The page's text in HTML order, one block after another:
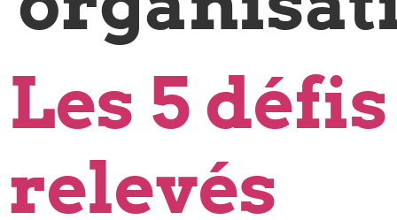
Les 5 défis
relevés